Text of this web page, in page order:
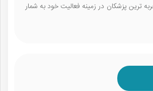
ترین پزشکان در زمینه فعالیت خود به شمار